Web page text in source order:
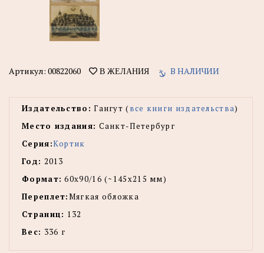
Артикул: 00822060 В ЖЕЛАНИЯ В НАЛИЧИИ
Издательство: Гангут (все книги издательства)
Место издания: Санкт-Петербург
Серия:Кортик
Год: 2013
Формат: 60x90/16 (~145х215 мм)
Переплет:Мягкая обложка
Страниц: 132
Вес: 336 г